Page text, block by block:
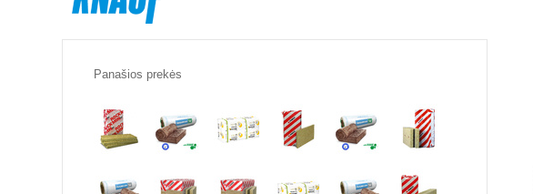
Panašios prekės